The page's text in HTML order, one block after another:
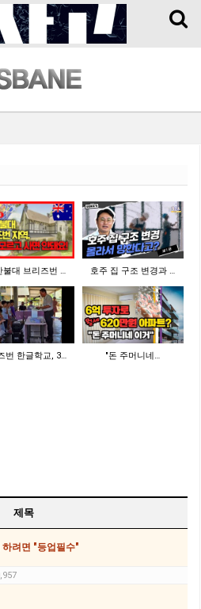
Toggle
불대 브리즈번 … 호주 집 구조 변경과 …
번 한글학교, 3… "돈 주머니네…
제목
려면 "등업필수"